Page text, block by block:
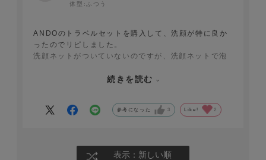
体型:ふつう
ANDOのトラベルセットを購入して、洗顔が特に良か
ったのでリピしました。
洗顔ネットがついていないのですが、洗顔ネットで泡
は正直他社商品に比べて高いなと思いましたが、洗顔
泡になります。洗い上がりも突っ張ることなく程よい
洗い上がりで肌ももちもちになり、スキンケアが楽し
続きを読む
参考になった 3 Like! 2
表示：新しい順